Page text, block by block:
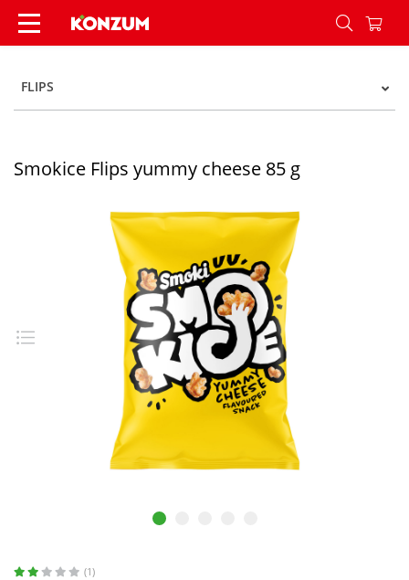
Smokice Flips yummy cheese 85 g - Konzum
FLIPS
Smokice Flips yummy cheese 85 g
(1)